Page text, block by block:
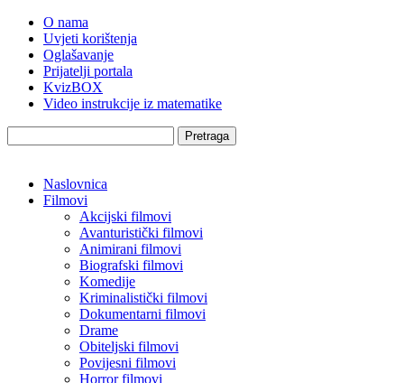
O nama
Uvjeti korištenja
Oglašavanje
Prijatelji portala
KvizBOX
Video instrukcije iz matematike
Pretraga
Naslovnica
Filmovi
Akcijski filmovi
Avanturistički filmovi
Animirani filmovi
Biografski filmovi
Komedije
Kriminalistički filmovi
Dokumentarni filmovi
Drame
Obiteljski filmovi
Povijesni filmovi
Horror filmovi